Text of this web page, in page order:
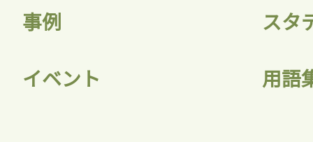
事例 スタ
イベント 用語